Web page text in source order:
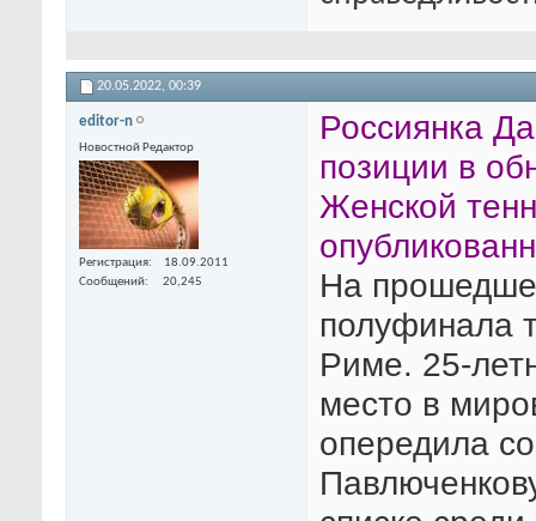
20.05.2022, 00:39
editor-n
Новостной Редактор
Регистрация
18.09.2011
Сообщений
20,245
Россиянка
позиции в
Женской
На
полуфинала
Риме. 25-
место в
опередила